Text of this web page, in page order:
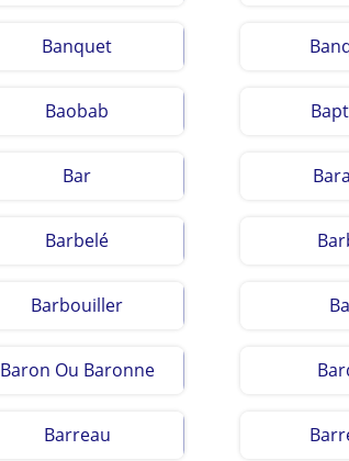
Banquet
Baobab
Bar
Barbelé
Barbouiller
Baron Ou Baronne
Barreau